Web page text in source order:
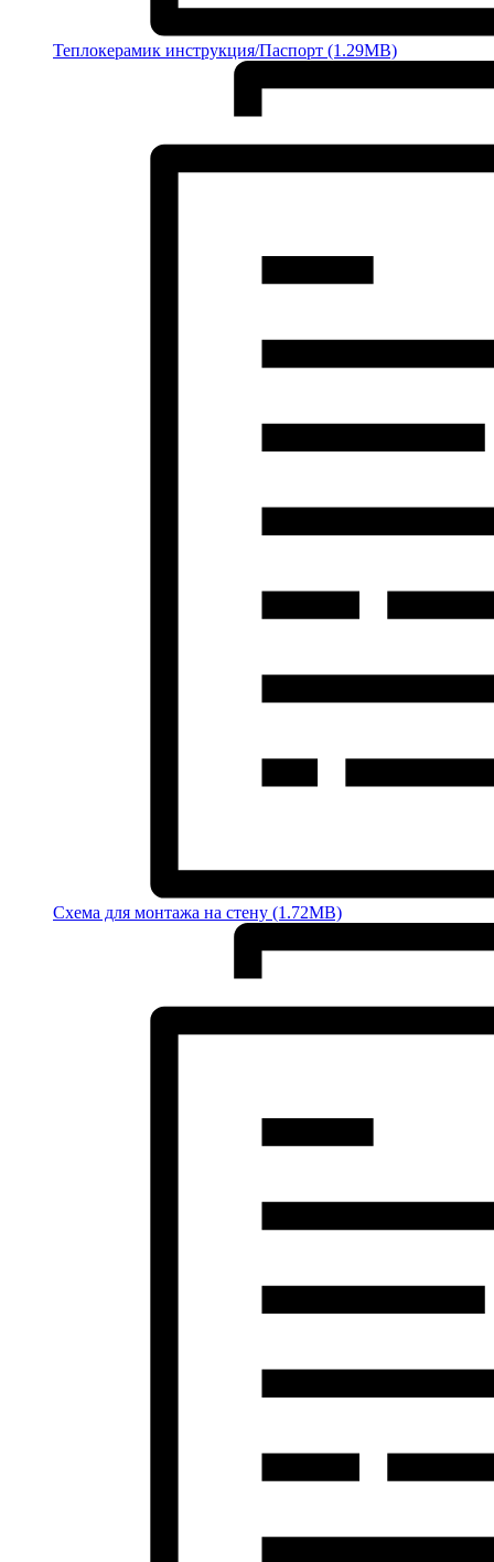
Теплокерамик инструкция/Паспорт (1.29MB)
Схема для монтажа на стену (1.72MB)